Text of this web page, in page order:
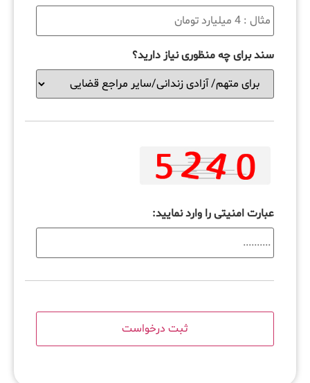
سند برای چه منظوری نیاز دارید؟
عبارت امنیتی را وارد نمایید: